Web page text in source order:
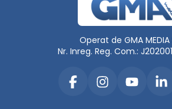
Operat de GMA MEDIA
Nr. Inreg. Reg. Com.: